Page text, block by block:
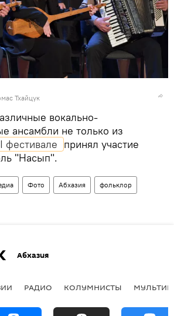
Тхайцук
вокально-
ансамбли не только из
фестивале принял участие
"Насып".
Фото Абхазия фольклор
Абхазия
РАДИО КОЛУМНИСТЫ